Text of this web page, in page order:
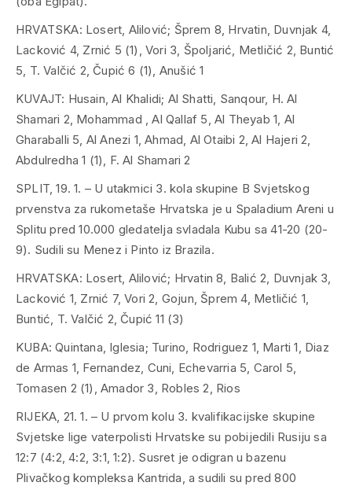
HRVATSKA: Losert, Alilović; Šprem 8, Hrvatin, Duvnjak 4,
Lacković 4, Zrnić 5 (1), Vori 3, Špoljarić, Metličić 2, Buntić
5, T. Valčić 2, Čupić 6 (1), Anušić 1
KUVAJT: Husain, Al Khalidi; Al Shatti, Sanqour, H. Al
Shamari 2, Mohammad , Al Qallaf 5, Al Theyab 1, Al
Gharaballi 5, Al Anezi 1, Ahmad, Al Otaibi 2, Al Hajeri 2,
Abdulredha 1 (1), F. Al Shamari 2
SPLIT, 19. 1. – U utakmici 3. kola skupine B Svjetskog
prvenstva za rukometaše Hrvatska je u Spaladium Areni u
Splitu pred 10.000 gledatelja svladala Kubu sa 41-20 (20-
9). Sudili su Menez i Pinto iz Brazila.
HRVATSKA: Losert, Alilović; Hrvatin 8, Balić 2, Duvnjak 3,
Lacković 1, Zrnić 7, Vori 2, Gojun, Šprem 4, Metličić 1,
Buntić, T. Valčić 2, Čupić 11 (3)
KUBA: Quintana, Iglesia; Turino, Rodriguez 1, Marti 1, Diaz
de Armas 1, Fernandez, Cuni, Echevarria 5, Carol 5,
Tomasen 2 (1), Amador 3, Robles 2, Rios
RIJEKA, 21. 1. – U prvom kolu 3. kvalifikacijske skupine
Svjetske lige vaterpolisti Hrvatske su pobijedili Rusiju sa
12:7 (4:2, 4:2, 3:1, 1:2). Susret je odigran u bazenu
Plivačkog kompleksa Kantrida, a sudili su pred 800